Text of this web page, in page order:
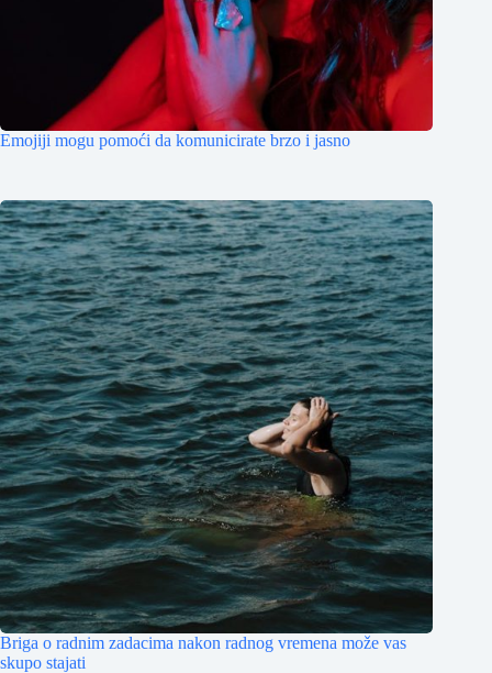
Emojiji mogu pomoći da komunicirate brzo i jasno
Briga o radnim zadacima nakon radnog vremena može vas
skupo stajati